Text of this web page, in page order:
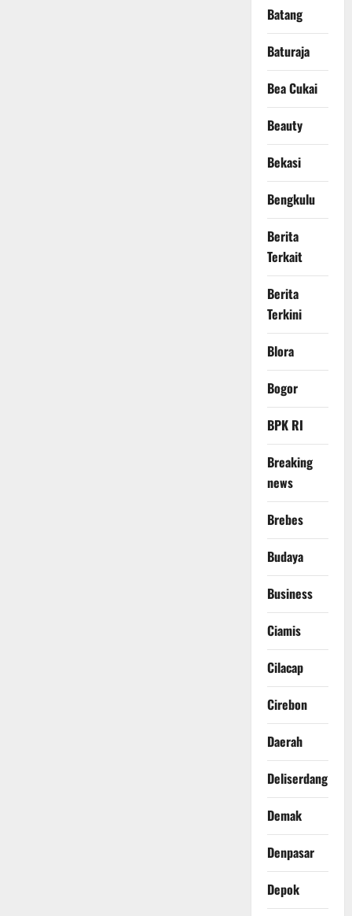
Batang
Baturaja
Bea Cukai
Beauty
Bekasi
Bengkulu
Berita
Terkait
Berita
Terkini
Blora
Bogor
BPK RI
Breaking
news
Brebes
Budaya
Business
Ciamis
Cilacap
Cirebon
Daerah
Deliserdang
Demak
Denpasar
Depok